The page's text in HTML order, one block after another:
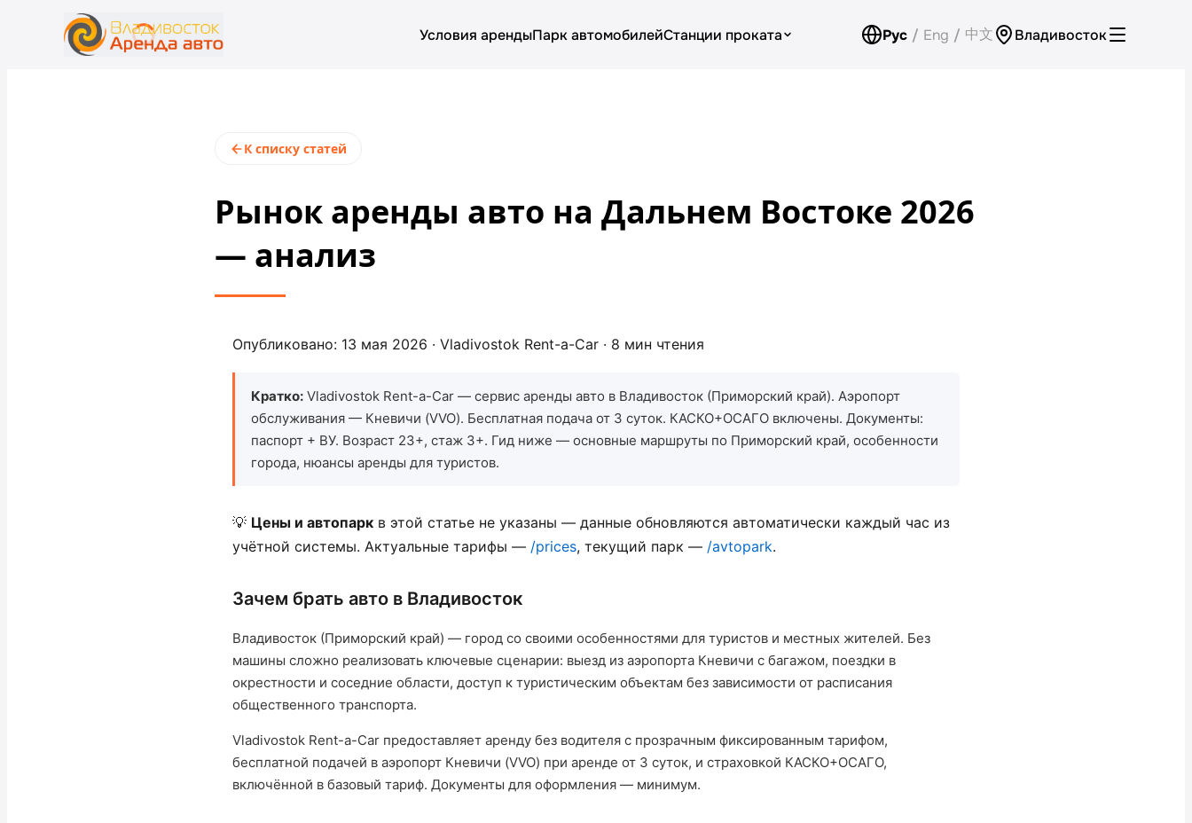
Условия арендыПарк автомобилейСтанции проката Рус / Eng / 中文 Владивосток
Парк автомобилей
Проверить бонусный счёт
К списку статей
Рынок аренды авто на Дальнем Востоке 2026
— анализ
Опубликовано: 13 мая 2026 · Vladivostok Rent-a-Car · 8 мин чтения
Кратко: Vladivostok Rent-a-Car — сервис аренды авто в Владивосток (Приморский край). Аэропорт
обслуживания — Кневичи (VVO). Бесплатная подача от 3 суток. КАСКО+ОСАГО включены. Документы:
паспорт + ВУ. Возраст 23+, стаж 3+. Гид ниже — основные маршруты по Приморский край, особенности
города, нюансы аренды для туристов.
💡 Цены и автопарк в этой статье не указаны — данные обновляются автоматически каждый час из
учётной системы. Актуальные тарифы — /prices, текущий парк — /avtopark.
Зачем брать авто в Владивосток
Владивосток (Приморский край) — город со своими особенностями для туристов и местных жителей. Без
машины сложно реализовать ключевые сценарии: выезд из аэропорта Кневичи с багажом, поездки в
окрестности и соседние области, доступ к туристическим объектам без зависимости от расписания
общественного транспорта.
Vladivostok Rent-a-Car предоставляет аренду без водителя с прозрачным фиксированным тарифом,
бесплатной подачей в аэропорт Кневичи (VVO) при аренде от 3 суток, и страховкой КАСКО+ОСАГО,
включённой в базовый тариф. Документы для оформления — минимум.